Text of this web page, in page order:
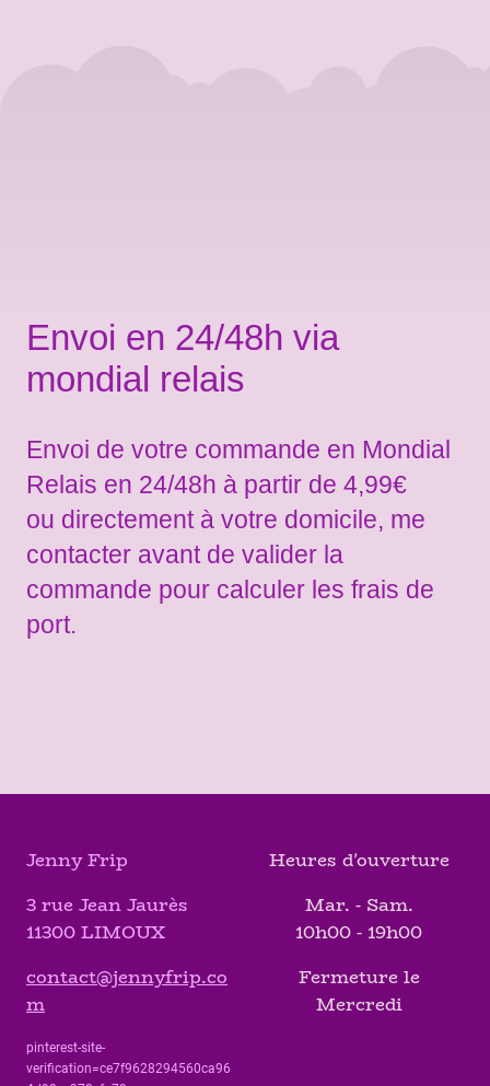
Envoi en 24/48h via
mondial relais
Envoi de votre commande en Mondial
Relais en 24/48h à partir de 4,99€
ou directement à votre domicile, me
contacter avant de valider la
commande pour calculer les frais de
port.
Jenny Frip
3 rue Jean Jaurès
11300 LIMOUX
contact@jennyfrip.co
m
pinterest-site-
verification=ce7f9628294560ca96
Heures d'ouverture
Mar. - Sam.
10h00 - 19h00
Fermeture le
Mercredi